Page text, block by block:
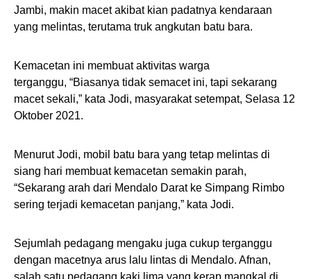
Jambi, makin macet akibat kian padatnya kendaraan
yang melintas, terutama truk angkutan batu bara.
Kemacetan ini membuat aktivitas warga
terganggu, “Biasanya tidak semacet ini, tapi sekarang
macet sekali,” kata Jodi, masyarakat setempat, Selasa 12
Oktober 2021.
Menurut Jodi, mobil batu bara yang tetap melintas di
siang hari membuat kemacetan semakin parah,
“Sekarang arah dari Mendalo Darat ke Simpang Rimbo
sering terjadi kemacetan panjang,” kata Jodi.
Sejumlah pedagang mengaku juga cukup terganggu
dengan macetnya arus lalu lintas di Mendalo. Afnan,
salah satu pedagang kaki lima yang kerap mangkal di